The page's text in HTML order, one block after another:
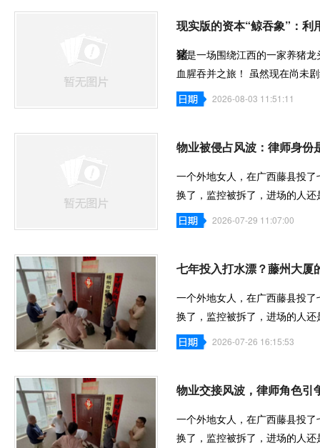
现实版的资本“鲸吞象”：
猪
这是一场围绕江西的一家养猪
血腥吞并之旅！ 虽然现在尚未
拔！江西双胞2026-08-03 11:51:11
物业被侵占风波：律师身份
一个外地女人，在广西藤县投
换了，监控被拆了，进场的人
料在网上流2026-07-29 11:07:00
七年投入打水漂？藤州大厦
一个外地女人，在广西藤县投
换了，监控被拆了，进场的人
料在网上流2026-07-26 16:15:53
物业交接风波，律师角色引
一个外地女人，在广西藤县投
换了，监控被拆了，进场的人